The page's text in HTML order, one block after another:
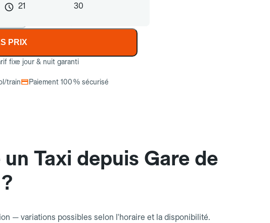
21 30
PRIX
fixe jour & nuit garanti
train
Paiement 100 % sécurisé
Taxi depuis Gare de
— variations possibles selon l'horaire et la disponibilité.